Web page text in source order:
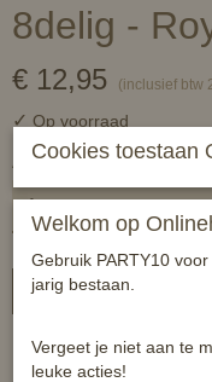
8delig -
€ 12,95 (inclusief btw
✓ Op voorraad
Aantal
In winkelwagen
Kleurrijke poetsset in
Cookies toestaan
Welkom op
Gebruik PARTY10
jarig bestaan.
Vergeet je niet aan te
leuke acties!